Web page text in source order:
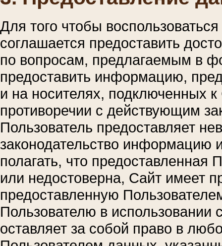
Для того чтобы
соглашается предоставить
по вопросам, предлагаемым в
предоставить информацию,
и на носителях, подключенных к
противоречии с действующим
Пользователь предоставляет
законодательство информацию
полагать, что
или недостоверна, Сайт имеет
предоставленную
Пользователю в использовании
оставляет за собой право в